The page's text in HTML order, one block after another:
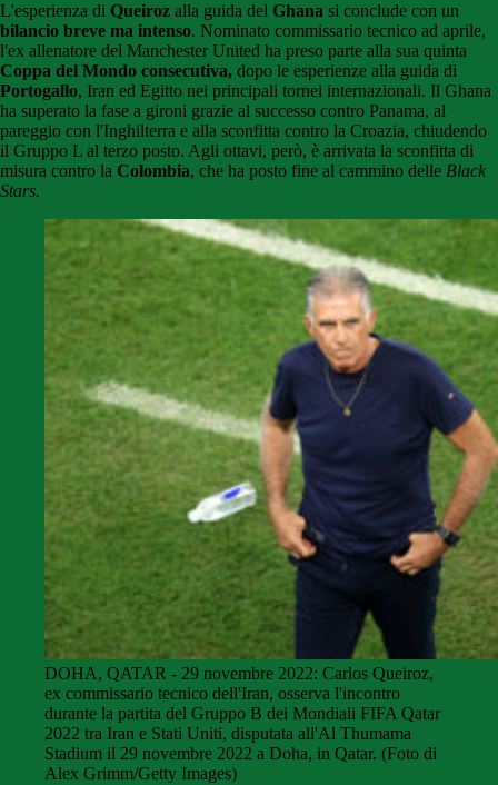
L'esperienza di Queiroz alla guida del Ghana si conclude con un
bilancio breve ma intenso. Nominato commissario tecnico ad aprile,
l'ex allenatore del Manchester United ha preso parte alla sua quinta
Coppa del Mondo consecutiva, dopo le esperienze alla guida di
Portogallo, Iran ed Egitto nei principali tornei internazionali. Il Ghana
ha superato la fase a gironi grazie al successo contro Panama, al
pareggio con l'Inghilterra e alla sconfitta contro la Croazia, chiudendo
il Gruppo L al terzo posto. Agli ottavi, però, è arrivata la sconfitta di
misura contro la Colombia, che ha posto fine al cammino delle Black
Stars.
DOHA, QATAR - 29 novembre 2022: Carlos Queiroz,
ex commissario tecnico dell'Iran, osserva l'incontro
durante la partita del Gruppo B dei Mondiali FIFA Qatar
2022 tra Iran e Stati Uniti, disputata all'Al Thumama
Stadium il 29 novembre 2022 a Doha, in Qatar. (Foto di
Alex Grimm/Getty Images)